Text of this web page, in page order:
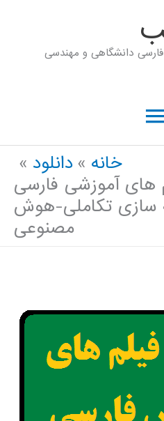
دانشگاهی و مهندسی
اصلیخانه
دانلود
های آموزشی فارسی
سازی تکاملی-هوش
مصنوعی